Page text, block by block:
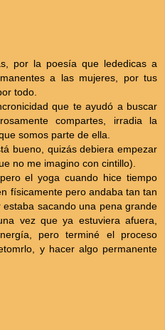
por la poesía que lededicas a
a las mujeres, por tus
todo.
que te ayudó a buscar
compartes, irradia la
somos parte de ella.
bueno, quizás debiera empezar
no me imagino con cintillo).
el yoga cuando hice tiempo
físicamente pero andaba tan tan
sacando una pena grande
vez que ya estuviera afuera,
pero terminé el proceso
y hacer algo permanente